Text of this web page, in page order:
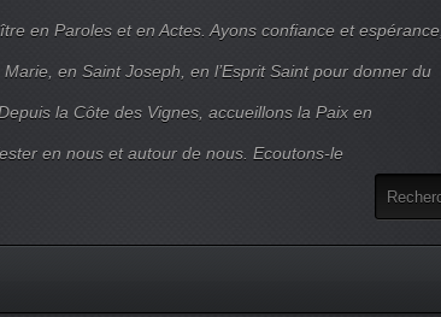
en Paroles et en Actes. Ayons confiance et espérance,
en Saint Joseph, en l’Esprit Saint pour donner du
la Côte des Vignes, accueillons la Paix en
en nous et autour de nous. Ecoutons-le